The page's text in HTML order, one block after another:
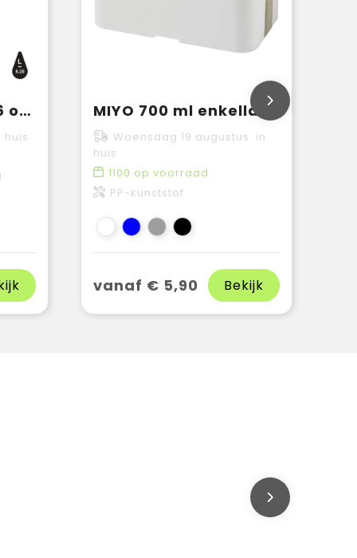
Impact AWARE™ 16 oz. recycled canvas laptop rugzak
huis
MIYO 700 ml enkellaagse lunchbox
Woensdag 19 augustus in
huis
1100 op voorraad
PP-kunststof
vanaf € 5,90 Bekijk